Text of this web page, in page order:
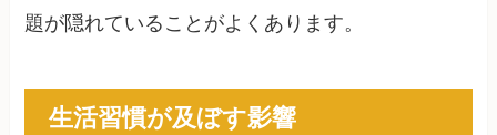
題が隠れていることがよくあります。
生活習慣が及ぼす影響